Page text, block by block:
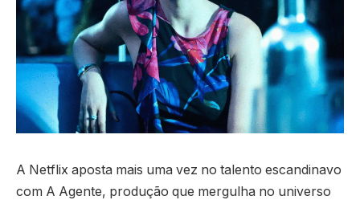
A Netflix aposta mais uma vez no talento escandinavo
com A Agente, produção que mergulha no universo